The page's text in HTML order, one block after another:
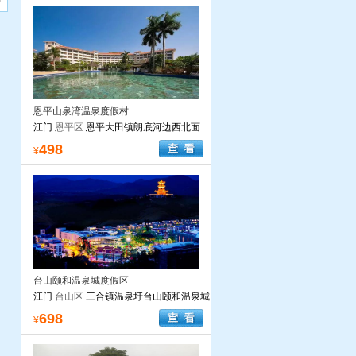
恩平山泉湾温泉度假村
江门 恩平区 恩平大田镇朗底河边西北面
¥498
台山颐和温泉城度假区
江门 台山区 三合镇温泉圩台山颐和温泉城
¥698